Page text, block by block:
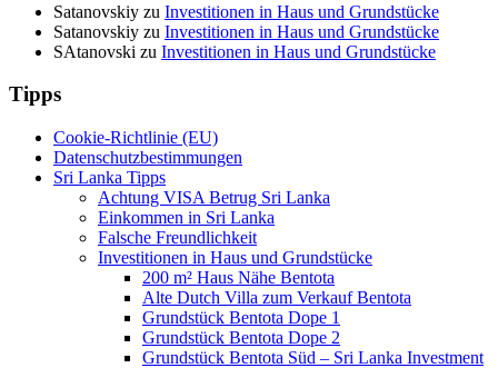
Satanovskiy zu Investitionen in Haus und Grundstücke
Satanovskiy zu Investitionen in Haus und Grundstücke
SAtanovski zu Investitionen in Haus und Grundstücke
Tipps
Cookie-Richtlinie (EU)
Datenschutzbestimmungen
Sri Lanka Tipps
Achtung VISA Betrug Sri Lanka
Einkommen in Sri Lanka
Falsche Freundlichkeit
Investitionen in Haus und Grundstücke
200 m² Haus Nähe Bentota
Alte Dutch Villa zum Verkauf Bentota
Grundstück Bentota Dope 1
Grundstück Bentota Dope 2
Grundstück Bentota Süd – Sri Lanka Investment